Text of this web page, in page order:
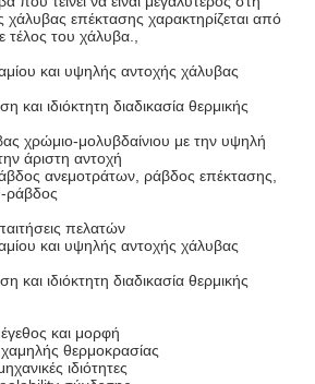
χάλυβας επέκτασης χαρακτηρίζεται από
τέλος του χάλυβα.,
και υψηλής αντοχής χάλυβας
και ιδιόκτητη διαδικασία θερμικής
χρώμιο-μολυβδαίνιου με την υψηλή
άριστη αντοχή
ανεμοτράτων, ράβδος επέκτασης,
ράβδος
πελατών
και υψηλής αντοχής χάλυβας
και ιδιόκτητη διαδικασία θερμικής
και μορφή
θερμοκρασίας
ιδιότητες